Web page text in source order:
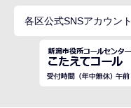
で各区公式SNSアカウント